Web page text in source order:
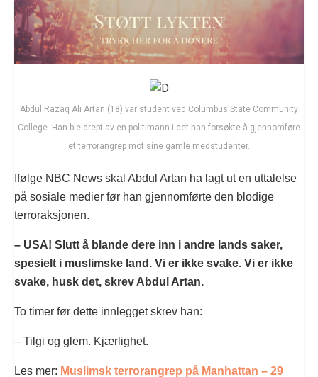
Abdul Razaq Ali Artan (18) var student ved Columbus State Community
College. Han ble drept av en politimann i det han forsøkte å gjennomføre
et terrorangrep mot sine gamle medstudenter.
Ifølge NBC News skal Abdul Artan ha lagt ut en uttalelse
på sosiale medier før han gjennomførte den blodige
terroraksjonen.
– USA! Slutt å blande dere inn i andre lands saker,
spesielt i muslimske land. Vi er ikke svake. Vi er ikke
svake, husk det, skrev Abdul Artan.
To timer før dette innlegget skrev han:
– Tilgi og glem. Kjærlighet.
Les mer: Muslimsk terrorangrep på Manhattan – 29